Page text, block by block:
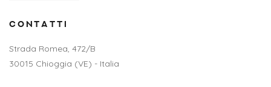
CONTATTI
Strada Romea, 472/B
30015 Chioggia (VE) - Italia